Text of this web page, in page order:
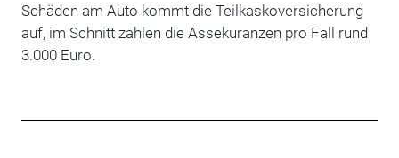
Schäden am Auto kommt die Teilkaskoversicherung
auf, im Schnitt zahlen die Assekuranzen pro Fall rund
3.000 Euro.